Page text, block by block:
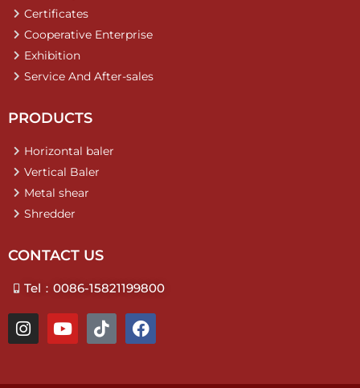
Certificates
Cooperative Enterprise
Exhibition
Service And After-sales
PRODUCTS
Horizontal baler
Vertical Baler
Metal shear
Shredder
CONTACT US
Tel：0086-15821199800
I
n
Y
o
T
i
F
a